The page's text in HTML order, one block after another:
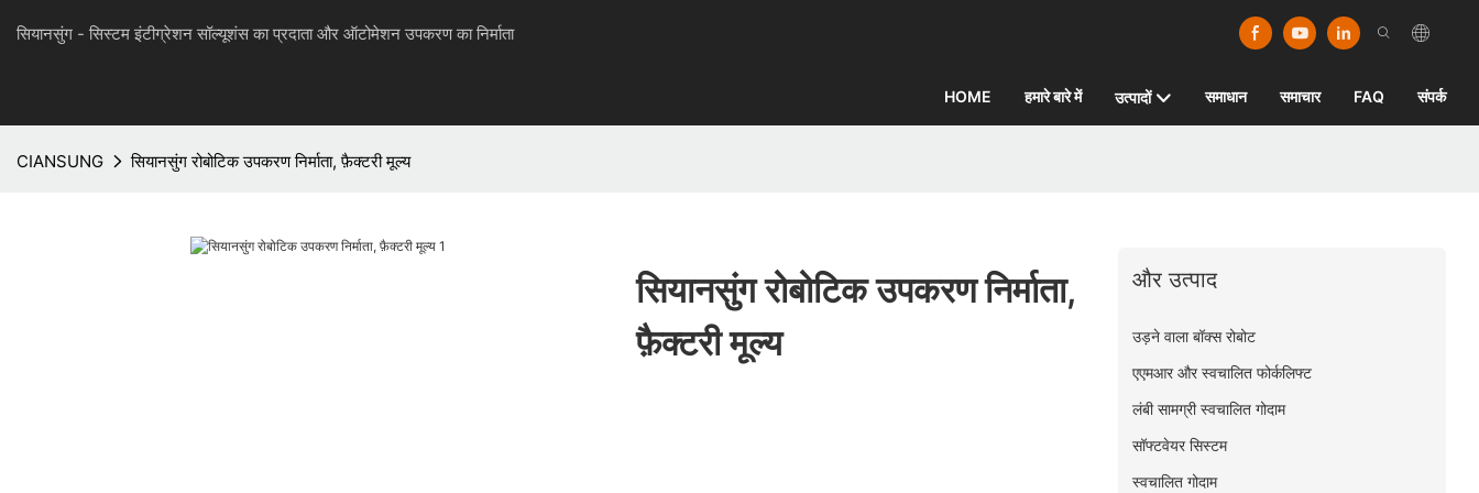
सियानसुंग - सिस्टम इंटीग्रेशन सॉल्यूशंस का प्रदाता और ऑटोमेशन उपकरण का निर्माता
HOME हमारे बारे में उत्पादों समाधान समाचार FAQ संपर्क
CIANSUNG सियानसुंग रोबोटिक उपकरण निर्माता, फ़ैक्टरी मूल्य
सियानसुंग रोबोटिक उपकरण निर्माता,
फ़ैक्टरी मूल्य
और उत्पाद
उड़ने वाला बॉक्स रोबोट
एएमआर और स्वचालित फोर्कलिफ्ट
लंबी सामग्री स्वचालित गोदाम
सॉफ्टवेयर सिस्टम
स्वचालित गोदाम